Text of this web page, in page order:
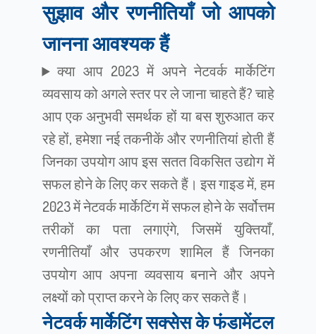
सुझाव और रणनीतियाँ जो आपको
जानना आवश्यक हैं
क्या आप 2023 में अपने नेटवर्क मार्केटिंग
व्यवसाय को अगले स्तर पर ले जाना चाहते हैं? चाहे
आप एक अनुभवी समर्थक हों या बस शुरुआत कर
रहे हों, हमेशा नई तकनीकें और रणनीतियां होती हैं
जिनका उपयोग आप इस सतत विकसित उद्योग में
सफल होने के लिए कर सकते हैं। इस गाइड में, हम
2023 में नेटवर्क मार्केटिंग में सफल होने के सर्वोत्तम
तरीकों का पता लगाएंगे, जिसमें युक्तियाँ,
रणनीतियाँ और उपकरण शामिल हैं जिनका
उपयोग आप अपना व्यवसाय बनाने और अपने
लक्ष्यों को प्राप्त करने के लिए कर सकते हैं।
नेटवर्क मार्केटिंग सक्सेस के फंडामेंटल